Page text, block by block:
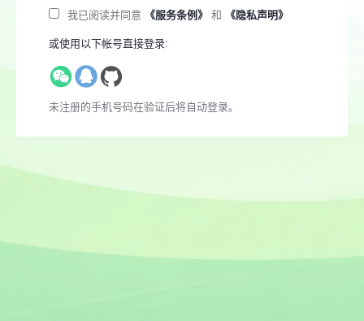
我已阅读并同意 《服务条例》 和 《隐私声明》
或使用以下帐号直接登录:
未注册的手机号码在验证后将自动登录。